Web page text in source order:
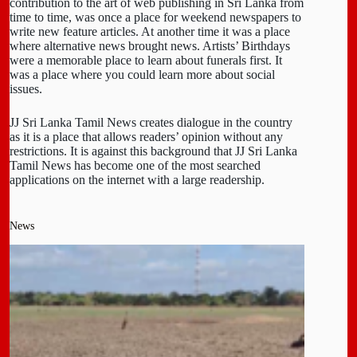
contribution to the art of web publishing in Sri Lanka from
time to time, was once a place for weekend newspapers to
write new feature articles. At another time it was a place
where alternative news brought news. Artists’ Birthdays
were a memorable place to learn about funerals first. It
was a place where you could learn more about social
issues.
JJ Sri Lanka Tamil News creates dialogue in the country
as it is a place that allows readers’ opinion without any
restrictions. It is against this background that JJ Sri Lanka
Tamil News has become one of the most searched
applications on the internet with a large readership.
News